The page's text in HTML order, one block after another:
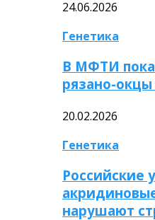
24.06.2026
Генетика
В МФТИ
рязано-окцы
20.02.2026
Генетика
Российские
нарушают